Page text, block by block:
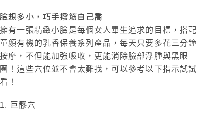
臉想多小，巧手撥筋自己喬
擁有一張精緻小臉是每個女人畢生追求的目標，搭配
童顏有機的乳香保養系列產品，每天只要多花三分鐘
按摩，不但能加強吸收，更能消除臉部浮腫與黑眼
圈！這些穴位並不會太難找，可以參考以下指示試試
看！
1. 巨髎穴